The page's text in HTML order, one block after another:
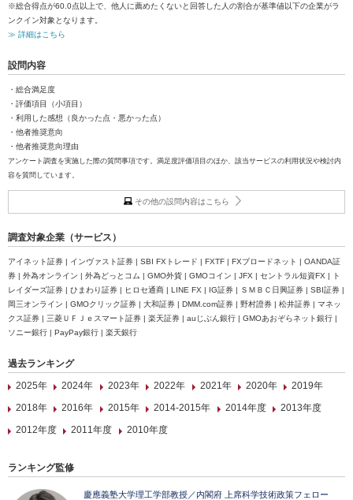
※総合得点が60.0点以上で、他人に薦めたくないと回答した人の割合が基準値以下の企業がラ
ンクイン対象となります。
≫ 詳細はこちら
設問内容
・総合満足度
・評価項目（小項目）
・利用した感想（良かった点・悪かった点）
・他者推奨意向
・他者推奨意向理由
アンケート調査を実施した際の質問事項です。満足度評価項目のほか、該当サービスの利用状況や検討内
容を質問しています。
その他の設問内容はこちら
調査対象企業（サービス）
アイネット証券 | インヴァスト証券 | SBI FXトレード | FXTF | FXブロードネット | OANDA証
券 | 外為オンライン | 外為どっとコム | GMO外貨 | GMOコイン | JFX | セントラル短資FX | ト
レイダーズ証券 | ひまわり証券 | ヒロセ通商 | LINE FX | IG証券 | ＳＭＢＣ日興証券 | SBI証券 |
岡三オンライン | GMOクリック証券 | 大和証券 | DMM.com証券 | 野村證券 | 松井証券 | マネッ
クス証券 | 三菱ＵＦＪｅスマート証券 | 楽天証券 | auじぶん銀行 | GMOあおぞらネット銀行 |
ソニー銀行 | PayPay銀行 | 楽天銀行
過去ランキング
2025年
2024年 2023年 2022年 2021年 2020年
2019年
2018年
2016年 2015年 2014-2015年 2014年度
2013年度
2012年度
2011年度 2010年度
ランキング監修
慶應義塾大学理工学部教授／内閣府 上席科学技術政策フェロー